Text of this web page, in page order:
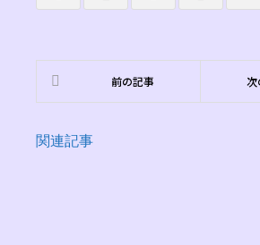
関連記事